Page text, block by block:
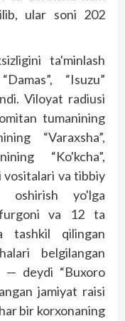
ular soni 202
ta'minlash
“Isuzu”
Viloyat radiusi
tumanining
“Varaxsha”,
“Ko'kcha”,
vositalari va tibbiy
oshirish yo'lga
va 12 ta
tashkil qilingan
belgilangan
— deydi “Buxoro
jamiyat raisi
bir korxonaning